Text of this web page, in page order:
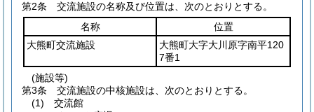
第2条
交流施設の名称及び位置は、次のとおりとする。
名称
位置
大熊町交流施設
大熊町大字大川原字南平120
7番1
(施設等)
第3条
交流施設の中核施設は、次のとおりとする。
(1)
交流館